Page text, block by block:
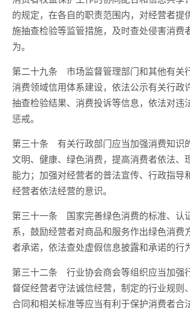
的规定，在各自的职责范围内，对经营者提
施抽查检验等监管措施，及时查处侵害消费
为。
第二十九条 市场监督管理部门和其他有关
消费领域信用体系建设，依法公示有关行政
抽查检验结果、消费投诉等信息，依法对违
惩戒。
第三十条 有关行政部门应当加强消费知识
文明、健康、绿色消费，提高消费者依法、
能力；加强对经营者的普法宣传、行政指导
经营者依法经营的意识。
第三十一条 国家完善绿色消费的标准、认
系，鼓励经营者对商品和服务作出绿色消费
者承诺，依法查处虚假信息披露和承诺的行
第三十二条 行业协会商会等组织应当加强
督促经营者守法诚信经营，制定的行业规则
合同和相关标准等应当有利于保护消费者合